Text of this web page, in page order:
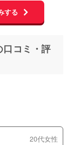
する
口コミ・評
20代女性